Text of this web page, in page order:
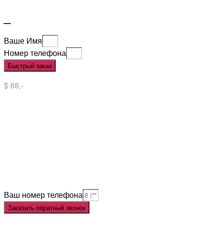
Ваше Имя
Номер телефона
Быстрый заказ
$ 88,-
Ваш номер телефона
Заказать обратный звонок